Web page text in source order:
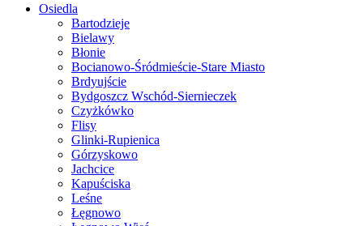
Osiedla
Bartodzieje
Bielawy
Błonie
Bocianowo-Śródmieście-Stare Miasto
Brdyujście
Bydgoszcz Wschód-Siernieczek
Czyżkówko
Flisy
Glinki-Rupienica
Górzyskowo
Jachcice
Kapuściska
Leśne
Łęgnowo